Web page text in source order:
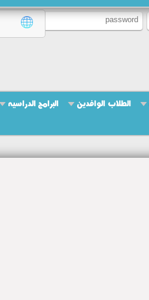
الطلاب الوافدين
البرامج الدراسيه